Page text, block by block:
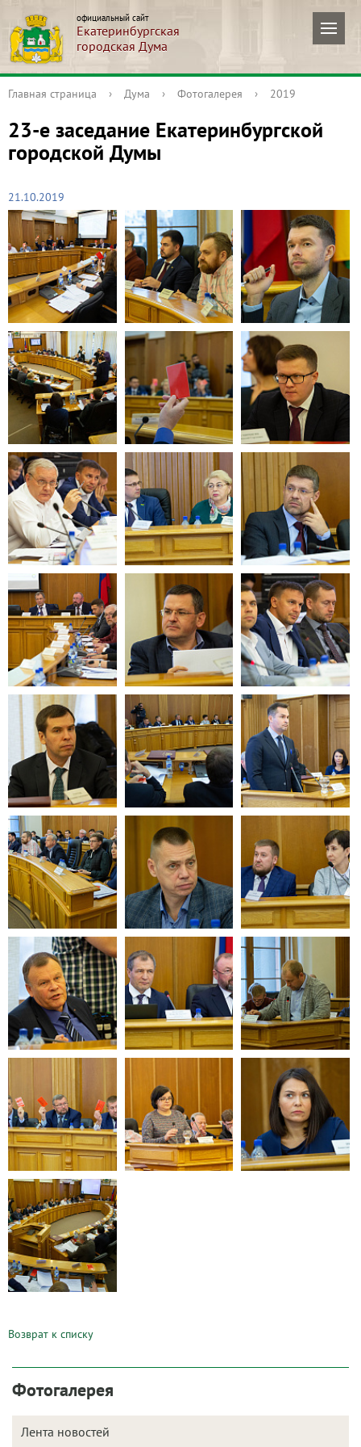
официальный сайт
Екатеринбургская
городская Дума
Главная страница › Дума › Фотогалерея › 2019
23-е заседание Екатеринбургской
городской Думы
21.10.2019
Возврат к списку
Фотогалерея
Лента новостей